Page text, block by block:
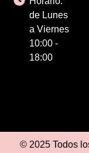
de Lunes
a Viernes
10:00 -
18:00
© 2025 Todos